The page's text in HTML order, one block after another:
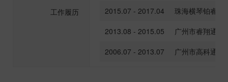
工作履历
2015.07 - 2017.04
珠海横琴铂睿资
2013.08 - 2015.05
广州市睿翔通信
2006.07 - 2013.07
广州市高科通信